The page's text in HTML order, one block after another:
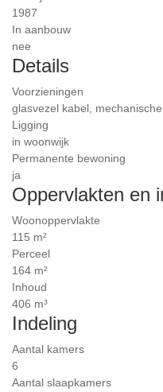
1987
In aanbouw
nee
Details
Voorzieningen
glasvezel kabel,
Ligging
in woonwijk
Permanente bewoning
ja
Oppervlakten en
Woonoppervlakte
115 m²
Perceel
164 m²
Inhoud
406 m³
Indeling
Aantal kamers
6
Aantal slaapkamers